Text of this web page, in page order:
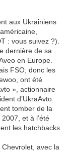
aux Ukrainiens
: vous suivez ?).
dernière de sa
en Europe.
FSO, donc les
ont été
», actionnaire
d’UkraAvto
tomber de la
et à l’été
les hatchbacks
avec la